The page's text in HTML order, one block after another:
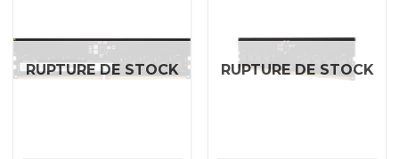
RUPTURE DE STOCK RUPTURE DE STOCK